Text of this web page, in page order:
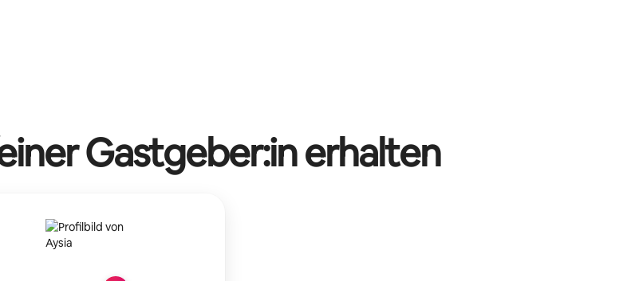
Gastgeber:in erhalten